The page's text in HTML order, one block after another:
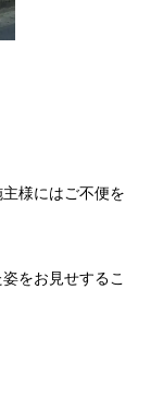
様にはご不便を
をお見せするこ